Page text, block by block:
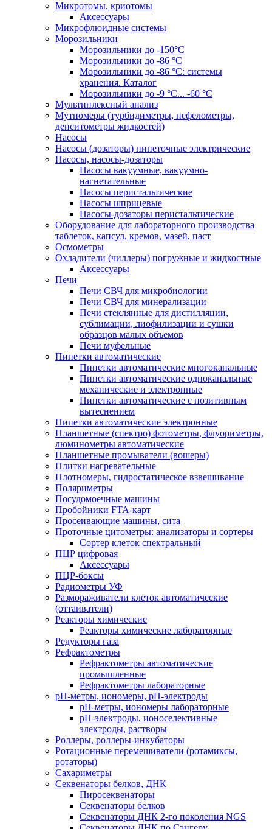
Микротомы, криотомы
Аксессуары
Микрофлюидные системы
Морозильники
Морозильники до -150°С
Морозильники до -86 °C
Морозильники до -86 °C: системы
хранения. Каталог
Морозильники до -9 °C... -60 °C
Мультиплексный анализ
Мутномеры (турбидиметры, нефелометры,
денситометры жидкостей)
Насосы
Насосы (дозаторы) пипеточные электрические
Насосы, насосы-дозаторы
Насосы вакуумные, вакуумно-
нагнетательные
Насосы перистальтические
Насосы шприцевые
Насосы-дозаторы перистальтические
Оборудование для лабораторного производства
таблеток, капсул, кремов, мазей, паст
Осмометры
Охладители (чиллеры) погружные и жидкостные
Аксессуары
Печи
Печи СВЧ для микробиологии
Печи СВЧ для минерализации
Печи стеклянные для дистилляции,
сублимации, лиофилизации и сушки
образцов малых объемов
Печи муфельные
Пипетки автоматические
Пипетки автоматические многоканальные
Пипетки автоматические одноканальные
механические и электронные
Пипетки автоматические с позитивным
вытеснением
Пипетки автоматические электронные
Планшетные (спектро) фотометры, флуориметры,
люминометры автоматические
Планшетные промыватели (вошеры)
Плитки нагревательные
Плотномеры, гидростатическое взвешивание
Поляриметры
Посудомоечные машины
Пробойники FTA-карт
Просеивающие машины, сита
Проточные цитометры: анализаторы и сортеры
Сортер клеток спектральный
ПЦР цифровая
Аксессуары
ПЦР-боксы
Радиометры УФ
Размораживатели клеток автоматические
(оттаиватели)
Реакторы химические
Реакторы химические лабораторные
Редукторы газа
Рефрактометры
Рефрактометры автоматические
промышленные
Рефрактометры лабораторные
рН-метры, иономеры, рН-электроды
рН-метры, иономеры лабораторные
рН-электроды, ионоселективные
электроды, растворы
Роллеры, роллеры-инкубаторы
Ротационные перемешиватели (ротамиксы,
ротаторы)
Сахариметры
Секвенаторы белков, ДНК
Пиросеквенаторы
Секвенаторы белков
Секвенаторы ДНК 2-го поколения NGS